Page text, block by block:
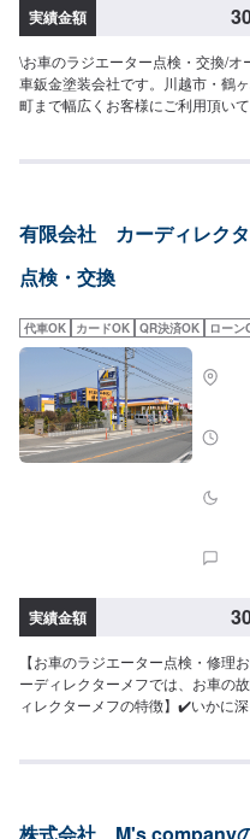
実績金額
\お車のラジエーター点検・交換/
車鈑金塗装会社です。川越市・鶴
町まで幅広くお客様にご利用頂い
ります。保険適用の修理ももちろ
定休日】⏰営業時間：9時30分〜
有限会社 カーディレク
点検・交換
代車OK カードOK QR決済OK ローン
実績金額
【お車のラジエーター点検・修理
ーディレクターメフでは、お車の
ィレクターメフの特徴】✔️いかに
持ち込み・ご購入も可能です。ご
定休日】営業時間:9:00〜20:00定
株式会社 M's company